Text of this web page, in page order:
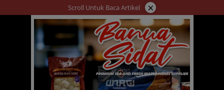
ke
Scroll Untuk Baca Artikel ×